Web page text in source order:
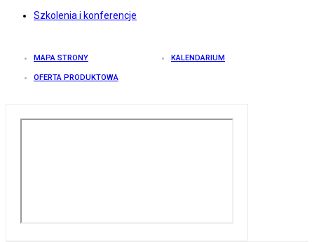
Szkolenia i konferencje
MAPA STRONY KALENDARIUM
OFERTA PRODUKTOWA